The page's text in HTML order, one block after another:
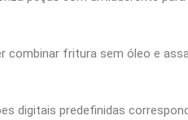
combinar fritura sem óleo e
digitais predefinidas